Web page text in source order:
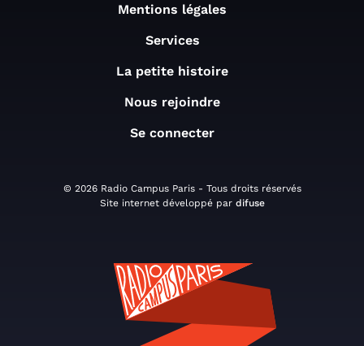
Mentions légales
Services
La petite histoire
Nous rejoindre
Se connecter
© 2026 Radio Campus Paris - Tous droits réservés
Site internet développé par difuse